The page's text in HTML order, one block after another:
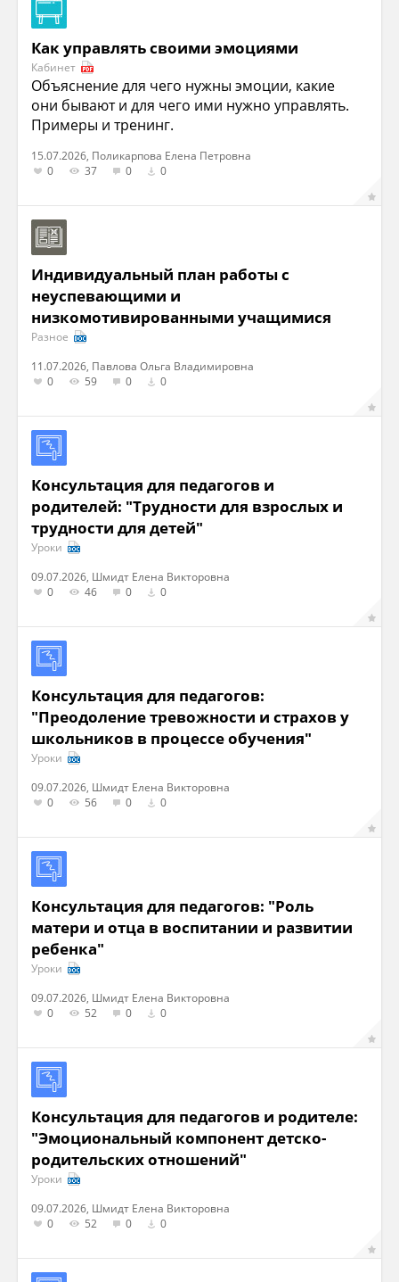
Как управлять своими эмоциями
Кабинет
Объяснение для чего нужны эмоции, какие
они бывают и для чего ими нужно управлять.
Примеры и тренинг.
15.07.2026, Поликарпова Елена Петровна
0
37 0 0
Индивидуальный план работы с
неуспевающими и
низкомотивированными учащимися
Разное
11.07.2026, Павлова Ольга Владимировна
0
59 0 0
Консультация для педагогов и
родителей: "Трудности для взрослых и
трудности для детей"
Уроки
09.07.2026, Шмидт Елена Викторовна
0
46 0 0
Консультация для педагогов:
"Преодоление тревожности и страхов у
школьников в процессе обучения"
Уроки
09.07.2026, Шмидт Елена Викторовна
0
56 0 0
Консультация для педагогов: "Роль
матери и отца в воспитании и развитии
ребенка"
Уроки
09.07.2026, Шмидт Елена Викторовна
0
52 0 0
Консультация для педагогов и родителе:
"Эмоциональный компонент детско-
родительских отношений"
Уроки
09.07.2026, Шмидт Елена Викторовна
0
52 0 0